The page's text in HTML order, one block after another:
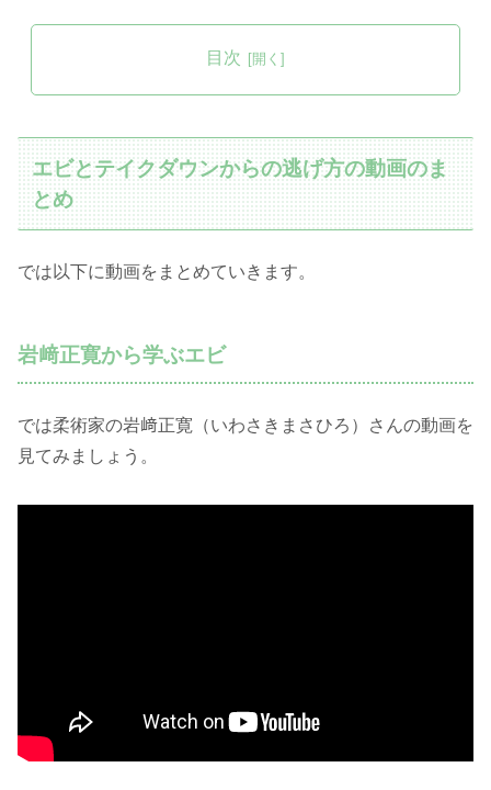
目次
エビとテイクダウンからの逃げ方の動画のま
とめ
では以下に動画をまとめていきます。
岩﨑正寛から学ぶエビ
では柔術家の岩﨑正寛（いわさきまさひろ）さんの動画を
見てみましょう。